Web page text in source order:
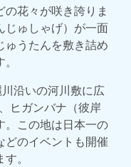
花々が咲き誇りま
じゅしゃげ）が一面
ゅうたんを敷き詰め
沿いの河川敷に広
ヒガンバナ（彼岸
。この地は日本一の
どのイベントも開催
。